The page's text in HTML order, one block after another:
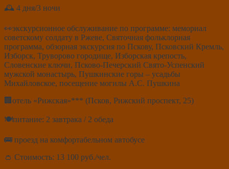
🕰 4 дня/3 ночи
👀экскурсионное обслуживание по программе: мемориал
советскому солдату в Ржеве, Святочная фольклорная
программа, обзорная экскурсия по Пскову, Псковский Кремль,
Изборск, Труворово городище, Изборская крепость,
Словенские ключи, Псково-Печерский Свято-Успенский
мужской монастырь, Пушкинские горы – усадьбы
Михайловское, посещение могилы А.С. Пушкина
🏢отель «Рижская»*** (Псков, Рижский проспект, 25)
🍽питание: 2 завтрака / 2 обеда
🚌 проезд на комфортабельном автобусе
👛 Стоимость: 13 100 руб./чел.